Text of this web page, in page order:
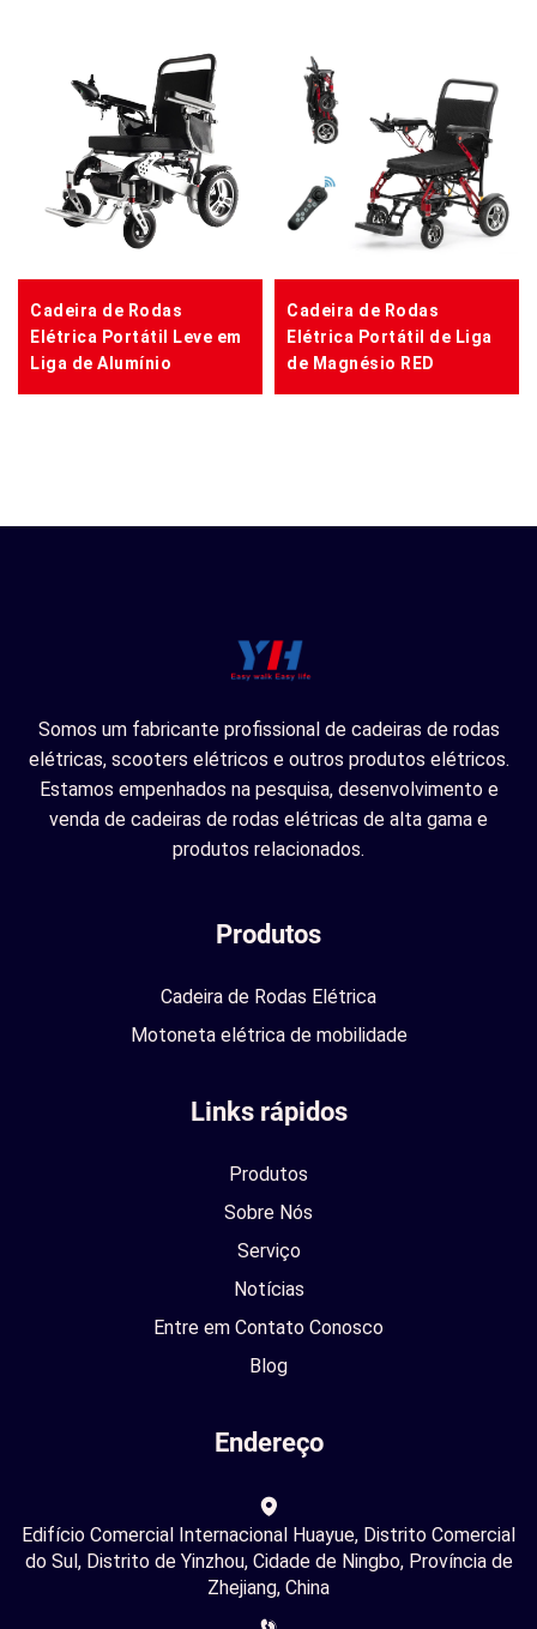
Cadeira de Rodas
Elétrica Portátil Leve em
Liga de Alumínio
Cadeira de Rodas
Elétrica Portátil de Liga
de Magnésio RED
Somos um fabricante profissional de cadeiras de rodas
elétricas, scooters elétricos e outros produtos elétricos.
Estamos empenhados na pesquisa, desenvolvimento e
venda de cadeiras de rodas elétricas de alta gama e
produtos relacionados.
Produtos
Cadeira de Rodas Elétrica
Motoneta elétrica de mobilidade
Links rápidos
Produtos
Sobre Nós
Serviço
Notícias
Entre em Contato Conosco
Blog
Endereço
Edifício Comercial Internacional Huayue, Distrito Comercial
do Sul, Distrito de Yinzhou, Cidade de Ningbo, Província de
Zhejiang, China